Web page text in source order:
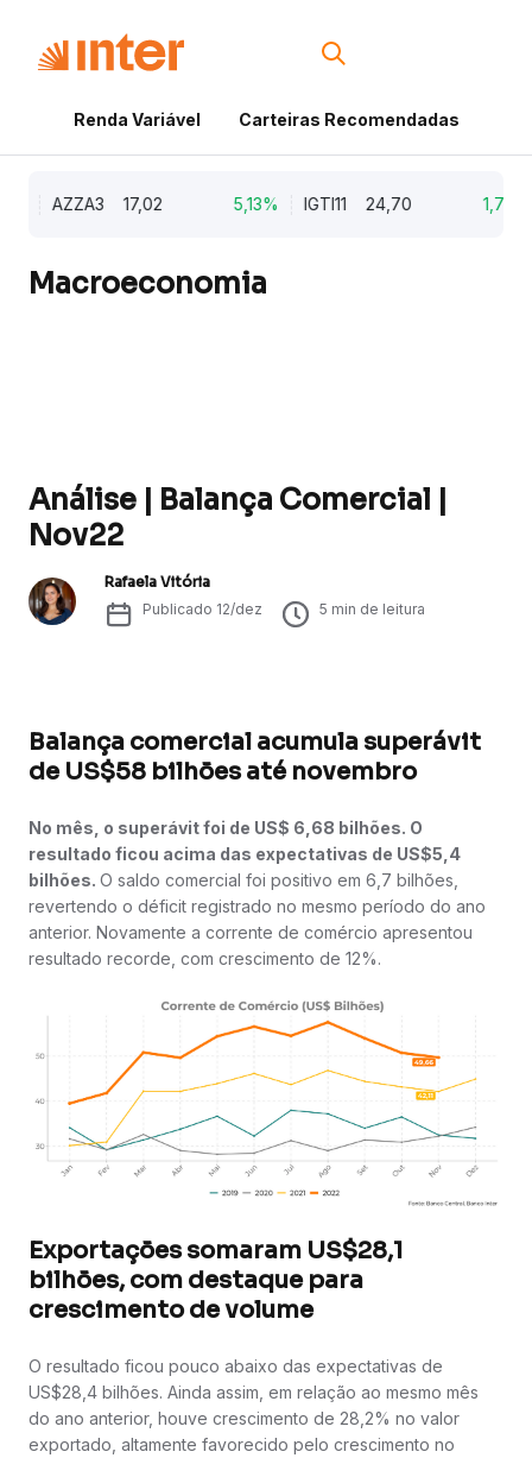
Renda Variável Carteiras Recomendadas
AZZA3 17,02 5,13% IGTI11 24,70 1,77%
Macroeconomia
Análise | Balança Comercial |
Nov22
Rafaela Vitória
Publicado 12/dez 5 min de leitura
Balança comercial acumula superávit
de US$58 bilhões até novembro
No mês, o superávit foi de US$ 6,68 bilhões. O
resultado ficou acima das expectativas de US$5,4
bilhões. O saldo comercial foi positivo em 6,7 bilhões,
revertendo o déficit registrado no mesmo período do ano
anterior. Novamente a corrente de comércio apresentou
resultado recorde, com crescimento de 12%.
Exportações somaram US$28,1
bilhões, com destaque para
crescimento de volume
O resultado ficou pouco abaixo das expectativas de
US$28,4 bilhões. Ainda assim, em relação ao mesmo mês
do ano anterior, houve crescimento de 28,2% no valor
exportado, altamente favorecido pelo crescimento no